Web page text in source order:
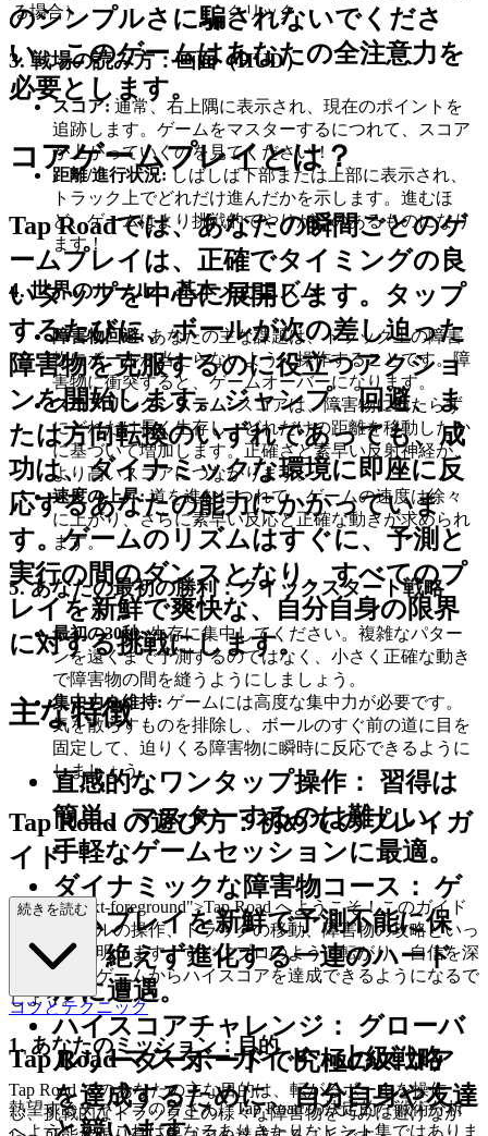
のシンプルさに騙されないでくださ
い。このゲームはあなたの全注意力を
必要とします。
コアゲームプレイとは？
Tap Roadでは、あなたの瞬間ごとのゲ
ームプレイは、正確でタイミングの良
いタップを中心に展開します。タップ
するたびに、ボールが次の差し迫った
障害物を克服するのに役立つアクショ
ンを開始します。ジャンプ、回避、ま
たは方向転換のいずれであっても、成
功は、ダイナミックな環境に即座に反
応するあなたの能力にかかっていま
す。ゲームのリズムはすぐに、予測と
実行の間のダンスとなり、すべてのプ
レイを新鮮で爽快な、自分自身の限界
に対する挑戦にします。
主な特徴
直感的なワンタップ操作：
習得は
簡単、マスターするのは難しい、
手軽なゲームセッションに最適。
ダイナミックな障害物コース： ゲ
ームプレイを新鮮で予測不能に保
つ、絶えず進化する一連のハード
ルに遭遇。
ハイスコアチャレンジ：
グローバ
ルリーダーボードで究極のスコア
を達成するために、自分自身や友達
と競います。
る場合）
クリック
3. 戦場の読み方：画面（HUD）
スコア: 通常、右上隅に表示され、現在のポイントを
追跡します。ゲームをマスターするにつれて、スコア
が上がっていくのを見てください！
距離/進行状況: しばしば下部または上部に表示され、
トラック上でどれだけ進んだかを示します。進むほ
ど、ゲームはより挑戦的でやりがいのあるものになり
ます！
4. 世界のルール：基本メカニズム
障害物回避:あなたの主な課題は、トラック上の障害
物にボールが当たらないように操作することです。障
害物に衝突すると、ゲームオーバーになります。
スコアリングシステム:スコアは、障害物に当たらず
にどれだけ長く生存し、どれだけの距離を移動したか
に基づいて増加します。正確さと素早い反射神経が、
より高いスコアにつながります。
速度の上昇:道を進むにつれて、ゲームの速度は徐々
に上がり、さらに素早い反応と正確な動きが求められ
ます。
5. あなたの最初の勝利：クイックスタート戦略
最初の30秒:生存に集中してください。複雑なパター
ンを遠くまで予測するのではなく、小さく正確な動き
で障害物の間を縫うようにしましょう。
集中力を維持: ゲームには高度な集中力が必要です。
気を散らすものを排除し、ボールのすぐ前の道に目を
固定して、迫りくる障害物に瞬時に反応できるように
しましょう。
Tap Road の遊び方：初めてのプレイガ
イド
ss="mb-4 text-foreground">Tap Road へようこそ！このガイド
では、ボールの操作、トラックの移動、障害物の攻略といっ
た基本を説明します。すぐにプロのように転がり、自信を深
め、最初のゲームからハイスコアを達成できるようになるで
しょう。
1. あなたのミッション：目的
Tap Road でのあなたの主な目的は、転がるボールを操作
し、挑戦的なトラック上の様々な障害物を巧みに避けなが
続きを読む
コツとテクニック
Tap Road マスターガイド：上級戦略
熱望するチャンプの皆さん、Tap Road の決定的な戦術分析
へようこそ。これは単なるありきたりなヒント集ではありま